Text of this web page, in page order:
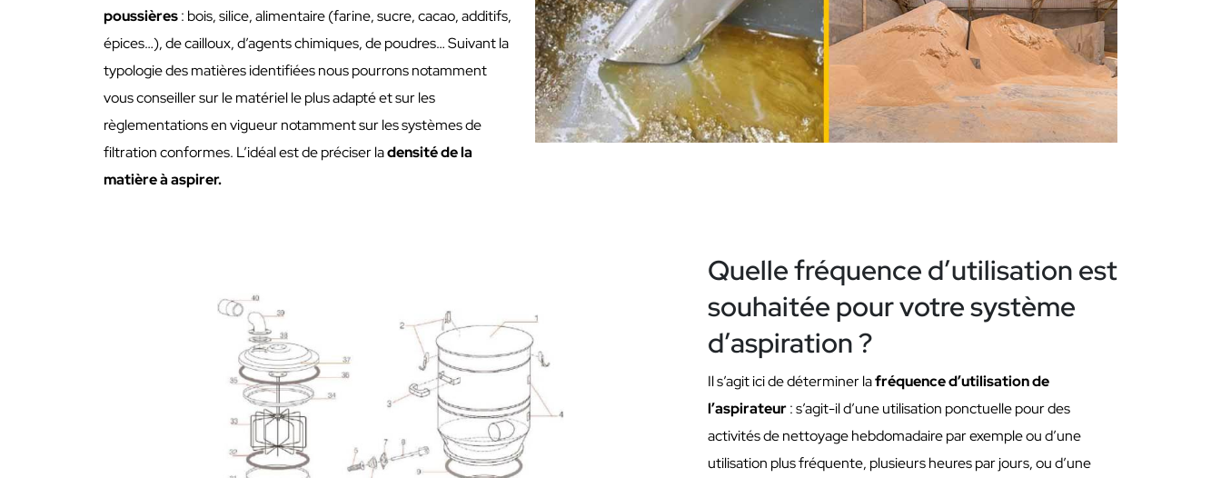
poussières: bois, silice, alimentaire (farine, sucre, cacao, additifs,
épices…), de cailloux, d’agents chimiques, de poudres… Suivant la
typologie des matières identifiées nous pourrons notamment
vous conseiller sur le matériel le plus adapté et sur les
règlementations en vigueur notamment sur les systèmes de
filtration conformes. L’idéal est de préciser ladensitéde la
matière à aspirer.
Quelle fréquence d’utilisation est
souhaitée pour votre système
d’aspiration ?
Il s’agit ici de déterminer lafréquence d’utilisation de
l’aspirateur: s’agit-il d’une utilisation ponctuelle pour des
activités de nettoyage hebdomadaire par exemple ou d’une
utilisation plus fréquente, plusieurs heures par jours, ou d’une